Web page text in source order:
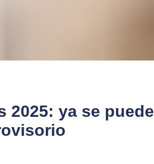
2025: ya se puede